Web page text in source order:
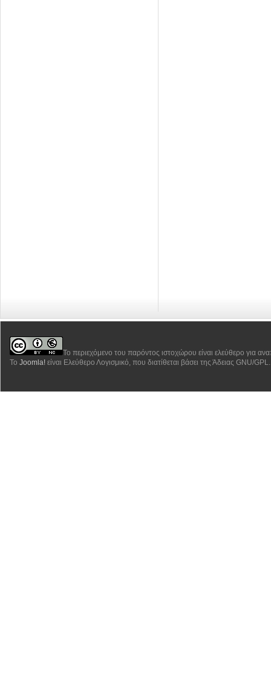
Το περιεχόμενο του παρόντος ιστοχώρου είναι ελεύθερο για
Το Joomla! είναι Ελεύθερο Λογισμικό, που διατίθεται βάσει της Άδειας GNU/